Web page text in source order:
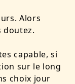
Alors
doutez.
capable, si
sur le long
choix jour